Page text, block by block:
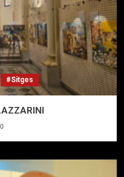
#Sitges
0